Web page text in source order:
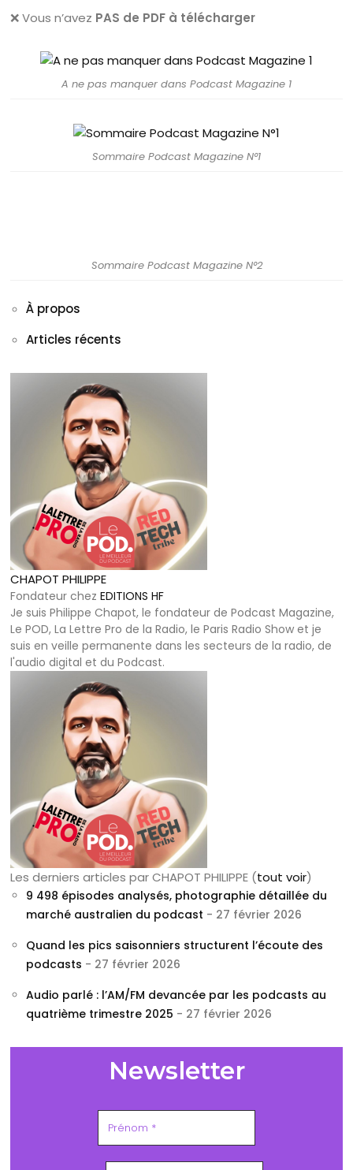
❌ Vous n’avez PAS de PDF à télécharger
A ne pas manquer dans Podcast Magazine 1
Sommaire Podcast Magazine N°1
Sommaire Podcast Magazine N°2
À propos
Articles récents
CHAPOT PHILIPPE
Fondateur chezEDITIONS HF
Je suis Philippe Chapot, le fondateur de Podcast Magazine,
Le POD, La Lettre Pro de la Radio, le Paris Radio Show et je
suis en veille permanente dans les secteurs de la radio, de
l'audio digital et du Podcast.
Les derniers articles par CHAPOT PHILIPPE (tout voir)
9 498 épisodes analysés, photographie détaillée du
marché australien du podcast - 27 février 2026
Quand les pics saisonniers structurent l’écoute des
podcasts - 27 février 2026
Audio parlé : l’AM/FM devancée par les podcasts au
quatrième trimestre 2025 - 27 février 2026
Newsletter